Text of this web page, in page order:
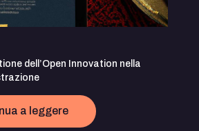
dell’Open Innovation nella
a leggere